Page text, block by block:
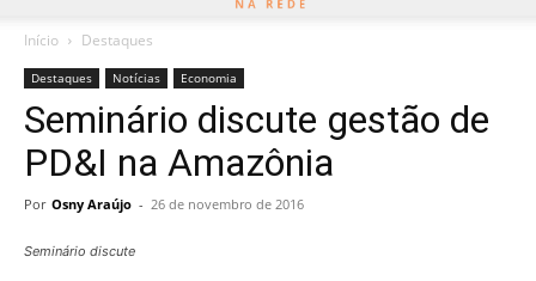
Início Destaques
Destaques Notícias Economia
Seminário discute gestão de
PD&I na Amazônia
Por Osny Araújo - 26 de novembro de 2016
Seminário discute